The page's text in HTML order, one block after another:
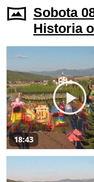
Sobota
Historia
18:43